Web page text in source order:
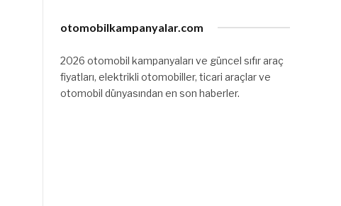
otomobilkampanyalar.com
2026 otomobil kampanyaları ve güncel sıfır araç
fiyatları, elektrikli otomobiller, ticari araçlar ve
otomobil dünyasından en son haberler.